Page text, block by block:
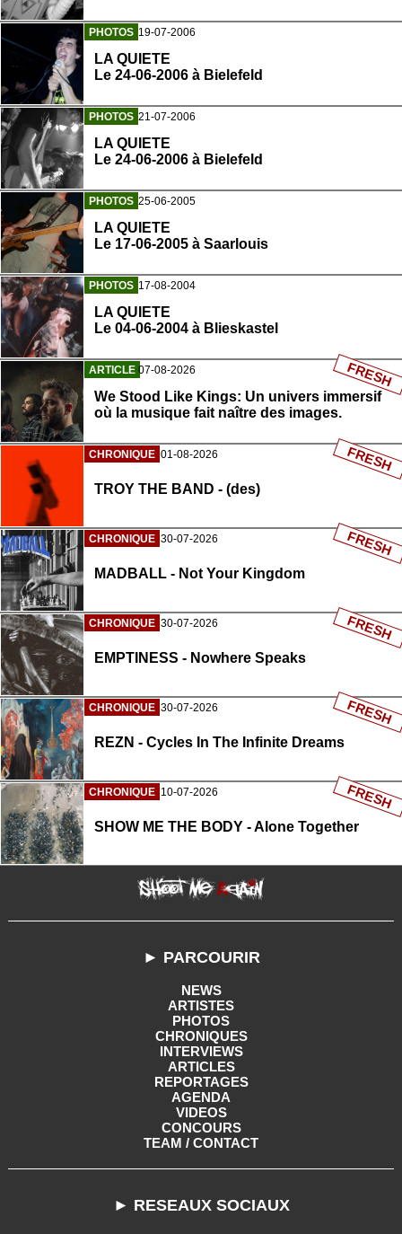
PHOTOS 19-07-2006
LA QUIETE
Le 24-06-2006 à Bielefeld
PHOTOS 21-07-2006
LA QUIETE
Le 24-06-2006 à Bielefeld
PHOTOS 25-06-2005
LA QUIETE
Le 17-06-2005 à Saarlouis
PHOTOS 17-08-2004
LA QUIETE
Le 04-06-2004 à Blieskastel
ARTICLE 07-08-2026
We Stood Like Kings: Un univers immersif
où la musique fait naître des images.
FRESH
CHRONIQUE 01-08-2026
TROY THE BAND - (des)
FRESH
CHRONIQUE 30-07-2026
MADBALL - Not Your Kingdom
FRESH
CHRONIQUE 30-07-2026
EMPTINESS - Nowhere Speaks
FRESH
CHRONIQUE 30-07-2026
REZN - Cycles In The Infinite Dreams
FRESH
CHRONIQUE 10-07-2026
SHOW ME THE BODY - Alone Together
FRESH
► PARCOURIR
NEWS
ARTISTES
PHOTOS
CHRONIQUES
INTERVIEWS
ARTICLES
REPORTAGES
AGENDA
VIDEOS
CONCOURS
TEAM / CONTACT
► RESEAUX SOCIAUX